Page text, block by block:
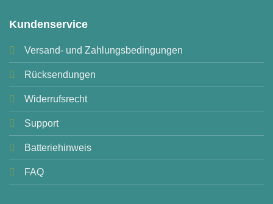
Kundenservice
Versand- und Zahlungsbedingungen
Rücksendungen
Widerrufsrecht
Support
Batteriehinweis
FAQ